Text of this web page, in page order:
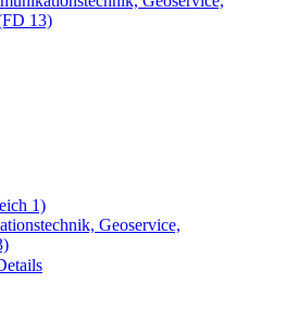
13)
1)
Geoservice,